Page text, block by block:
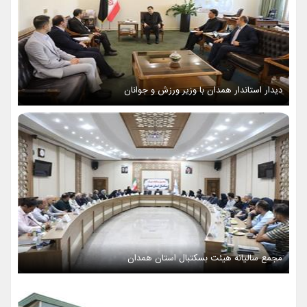
دیدار استاندار همدان با وزیر ورزش و جوانان
مجمع سالیانه هیئت بسکتبال استان همدان